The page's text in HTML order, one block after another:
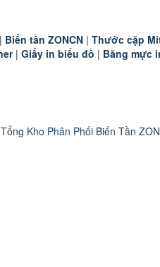
| Biến tần ZONCN | Thước cặp
| Giấy in biểu đồ | Băng mực
Tổng Kho Phân Phối Biến Tần